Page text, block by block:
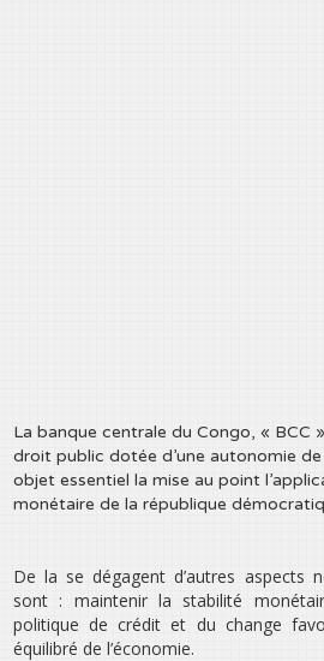
La banque centrale du Congo, « BCC
droit public dotée d’une autonomie
objet essentiel la mise au point
monétaire de la république
De la se dégagent d’autres aspects
sont : maintenir la stabilité
politique de crédit et du change
équilibré de l’économie.